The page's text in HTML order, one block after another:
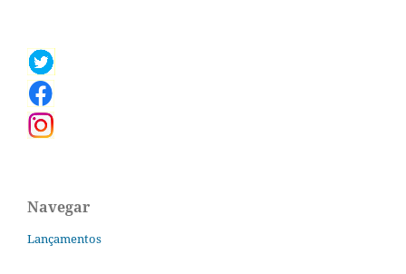
Navegar
Lançamentos